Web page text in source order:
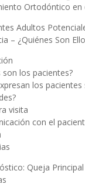
Ortodóntico en
Adultos
– ¿Quiénes Son
son los pacientes?
los pacientes
visita
con el
Queja